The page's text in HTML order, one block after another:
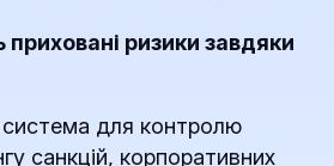
приховані ризики завдяки
система для контролю
санкцій, корпоративних